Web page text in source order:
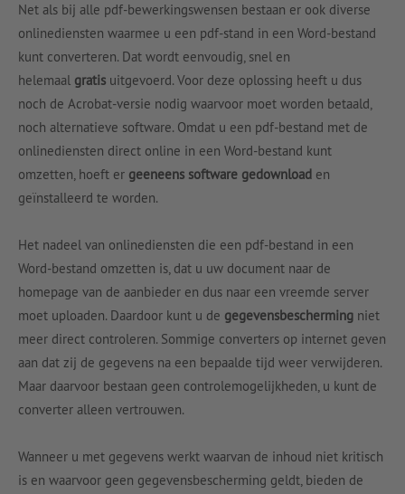
Net als bij alle pdf-bewerkingswensen bestaan er ook diverse
onlinediensten waarmee u een pdf-stand in een Word-bestand
kunt converteren. Dat wordt eenvoudig, snel en
helemaal gratis uitgevoerd. Voor deze oplossing heeft u dus
noch de Acrobat-versie nodig waarvoor moet worden betaald,
noch alternatieve software. Omdat u een pdf-bestand met de
onlinediensten direct online in een Word-bestand kunt
omzetten, hoeft er geeneens software gedownload en
geïnstalleerd te worden.
Het nadeel van onlinediensten die een pdf-bestand in een
Word-bestand omzetten is, dat u uw document naar de
homepage van de aanbieder en dus naar een vreemde server
moet uploaden. Daardoor kunt u de gegevensbescherming niet
meer direct controleren. Sommige converters op internet geven
aan dat zij de gegevens na een bepaalde tijd weer verwijderen.
Maar daarvoor bestaan geen controlemogelijkheden, u kunt de
converter alleen vertrouwen.
Wanneer u met gegevens werkt waarvan de inhoud niet kritisch
is en waarvoor geen gegevensbescherming geldt, bieden de